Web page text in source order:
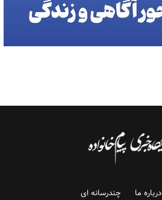
درباره ما چندرسانه ای